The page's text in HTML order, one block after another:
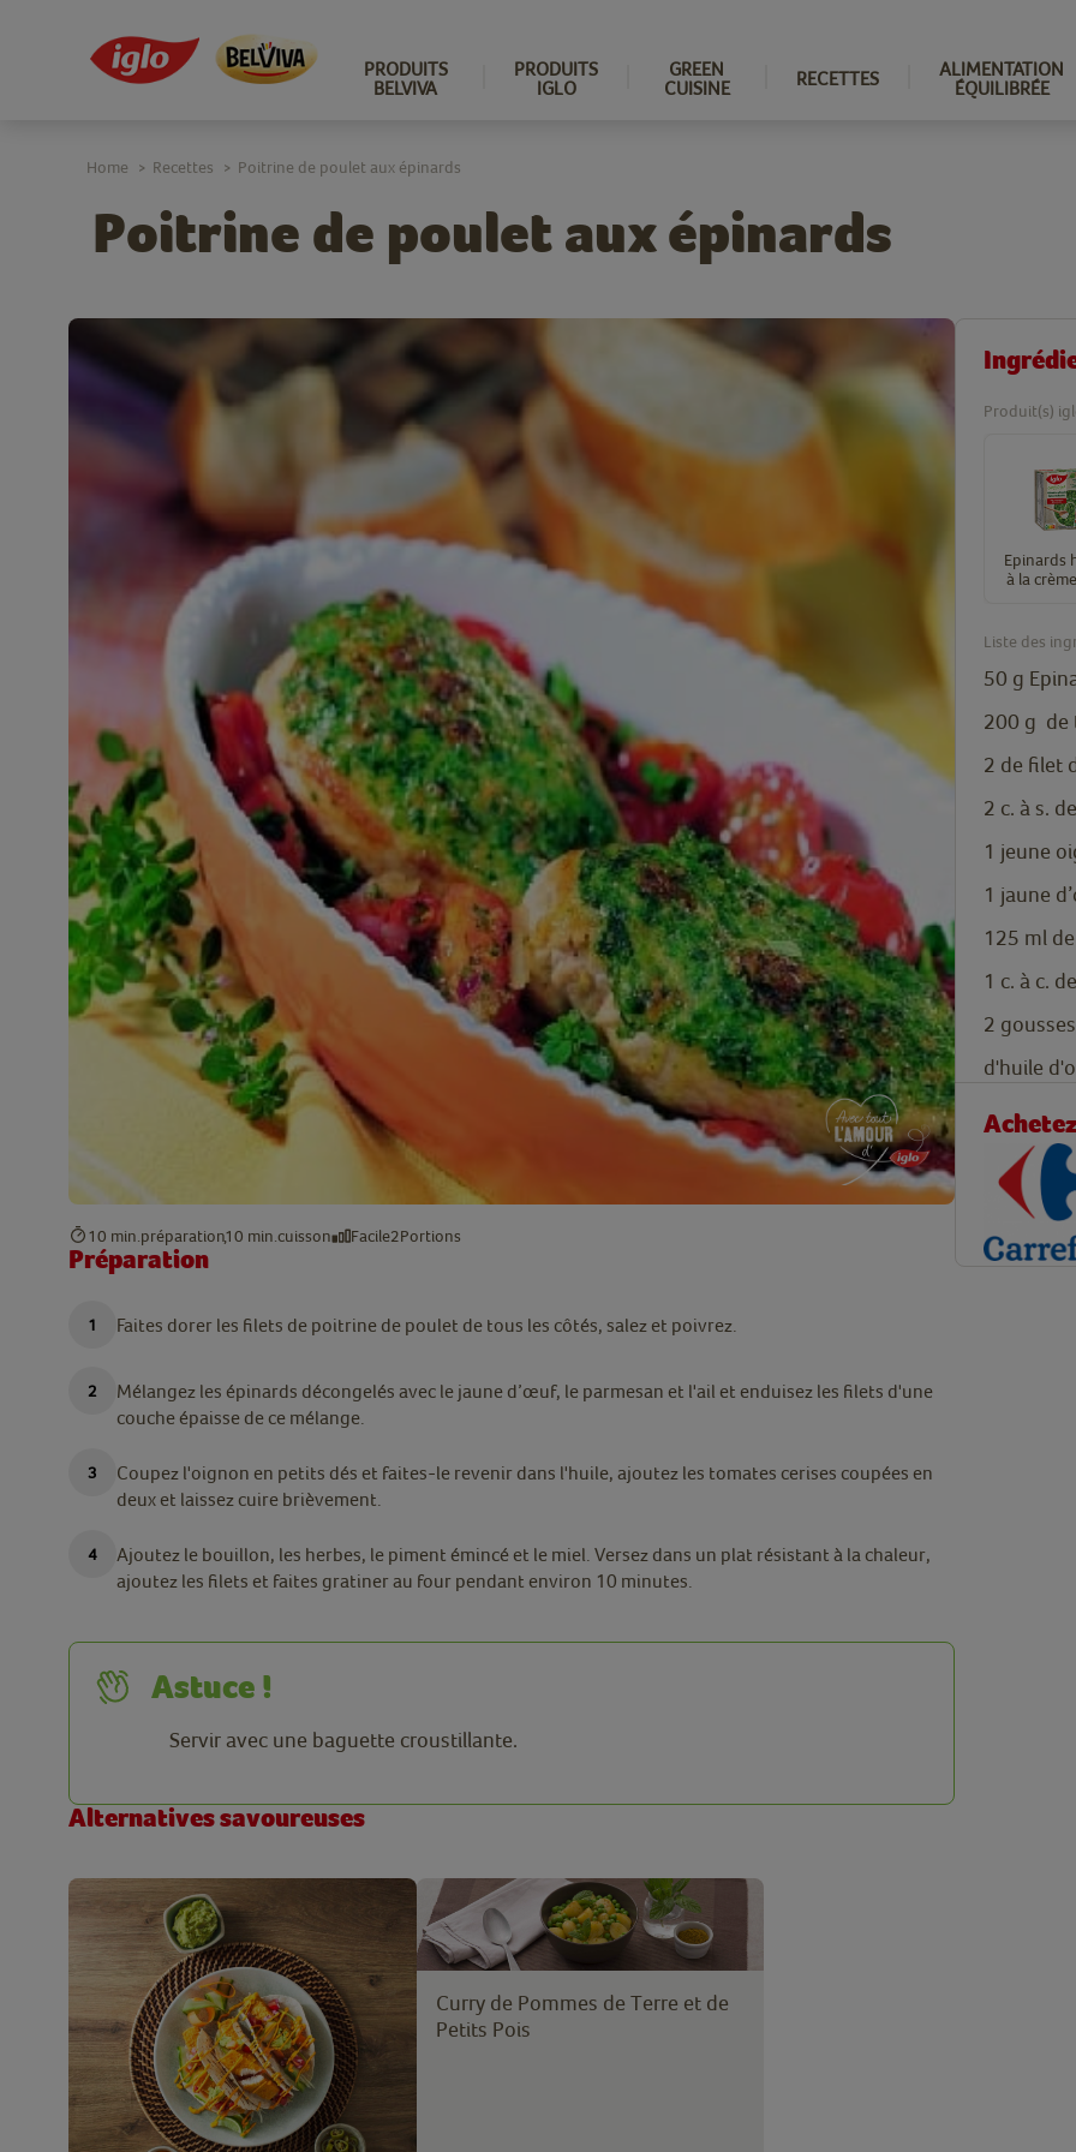
PRODUITS
BELVIVA
PRODUITS
IGLO
GREEN
CUISINE
RECETTES
ALIMENTATION
ÉQUILIBRÉE
Poitrine de poulet aux épinards
Home > Recettes > Poitrine de poulet aux épinards
10 min. préparation10 min. cuisson Facile2Portions
Préparation
Faites dorer les filets de poitrine de poulet de tous les côtés, salez et poivrez.
Mélangez les épinards décongelés avec le jaune d’œuf, le parmesan et l'ail et enduisez les filets d'une
couche épaisse de ce mélange.
Coupez l'oignon en petits dés et faites-le revenir dans l'huile, ajoutez les tomates cerises coupées en
deux et laissez cuire brièvement.
Ajoutez le bouillon, les herbes, le piment émincé et le miel. Versez dans un plat résistant à la chaleur,
ajoutez les filets et faites gratiner au four pendant environ 10 minutes.
Astuce !
Servir avec une baguette croustillante.
Produit(s)
Epinards
à la
Liste des
50 g
200 g de
2 de filet
2 c. à s.
1 jeune
1 jaune
125 ml
1 c. à c.
2 gousses
d'huile
Alternatives savoureuses
Curry de Pommes de Terre et de
Petits Pois